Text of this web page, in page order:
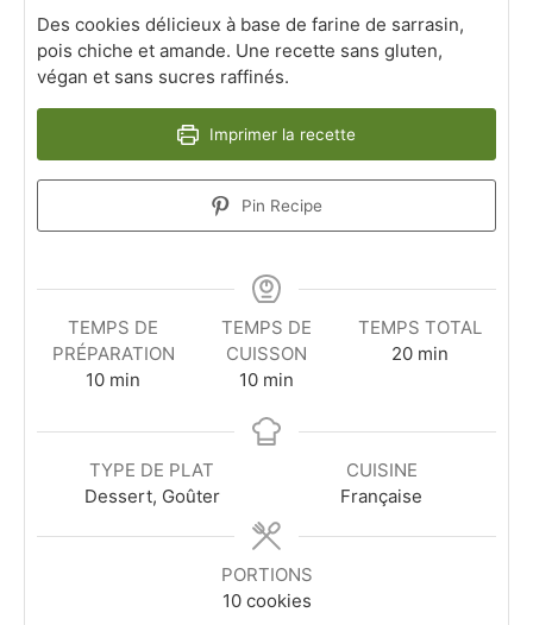
Des cookies délicieux à base de farine de sarrasin,
pois chiche et amande. Une recette sans gluten,
végan et sans sucres raffinés.
Imprimer la recette
Pin Recipe
TEMPS DE
PRÉPARATION
10minutes
min
TEMPS DE
CUISSON
10minutes
min
TEMPS TOTAL
20minutes
min
TYPE DE PLAT
Dessert, Goûter
CUISINE
Française
PORTIONS
10 cookies